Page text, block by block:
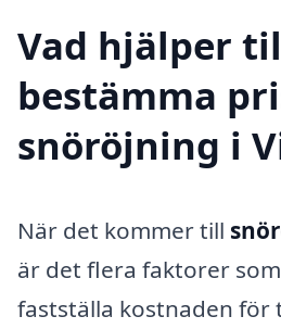
Vad hjälper
bestämma
snöröjning i
När det kommer till
är det flera faktorer
fastställa kostnaden för